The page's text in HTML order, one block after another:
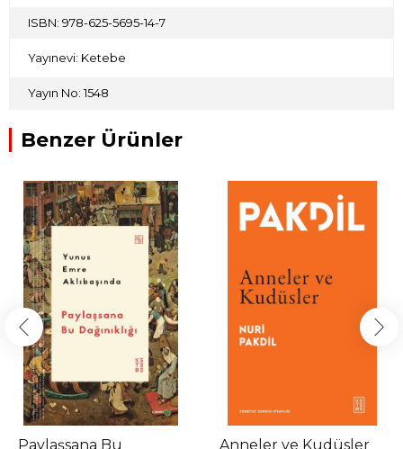
ISBN: 978-625-5695-14-7
Yayınevi: Ketebe
Yayın No: 1548
Benzer Ürünler
Paylaşsana Bu
Anneler ve Kudüsler